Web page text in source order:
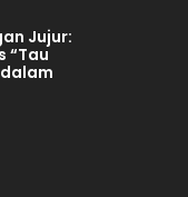
Jujur:
“Tau